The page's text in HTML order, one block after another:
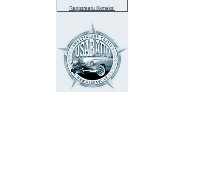
Registreeru liikmeks!